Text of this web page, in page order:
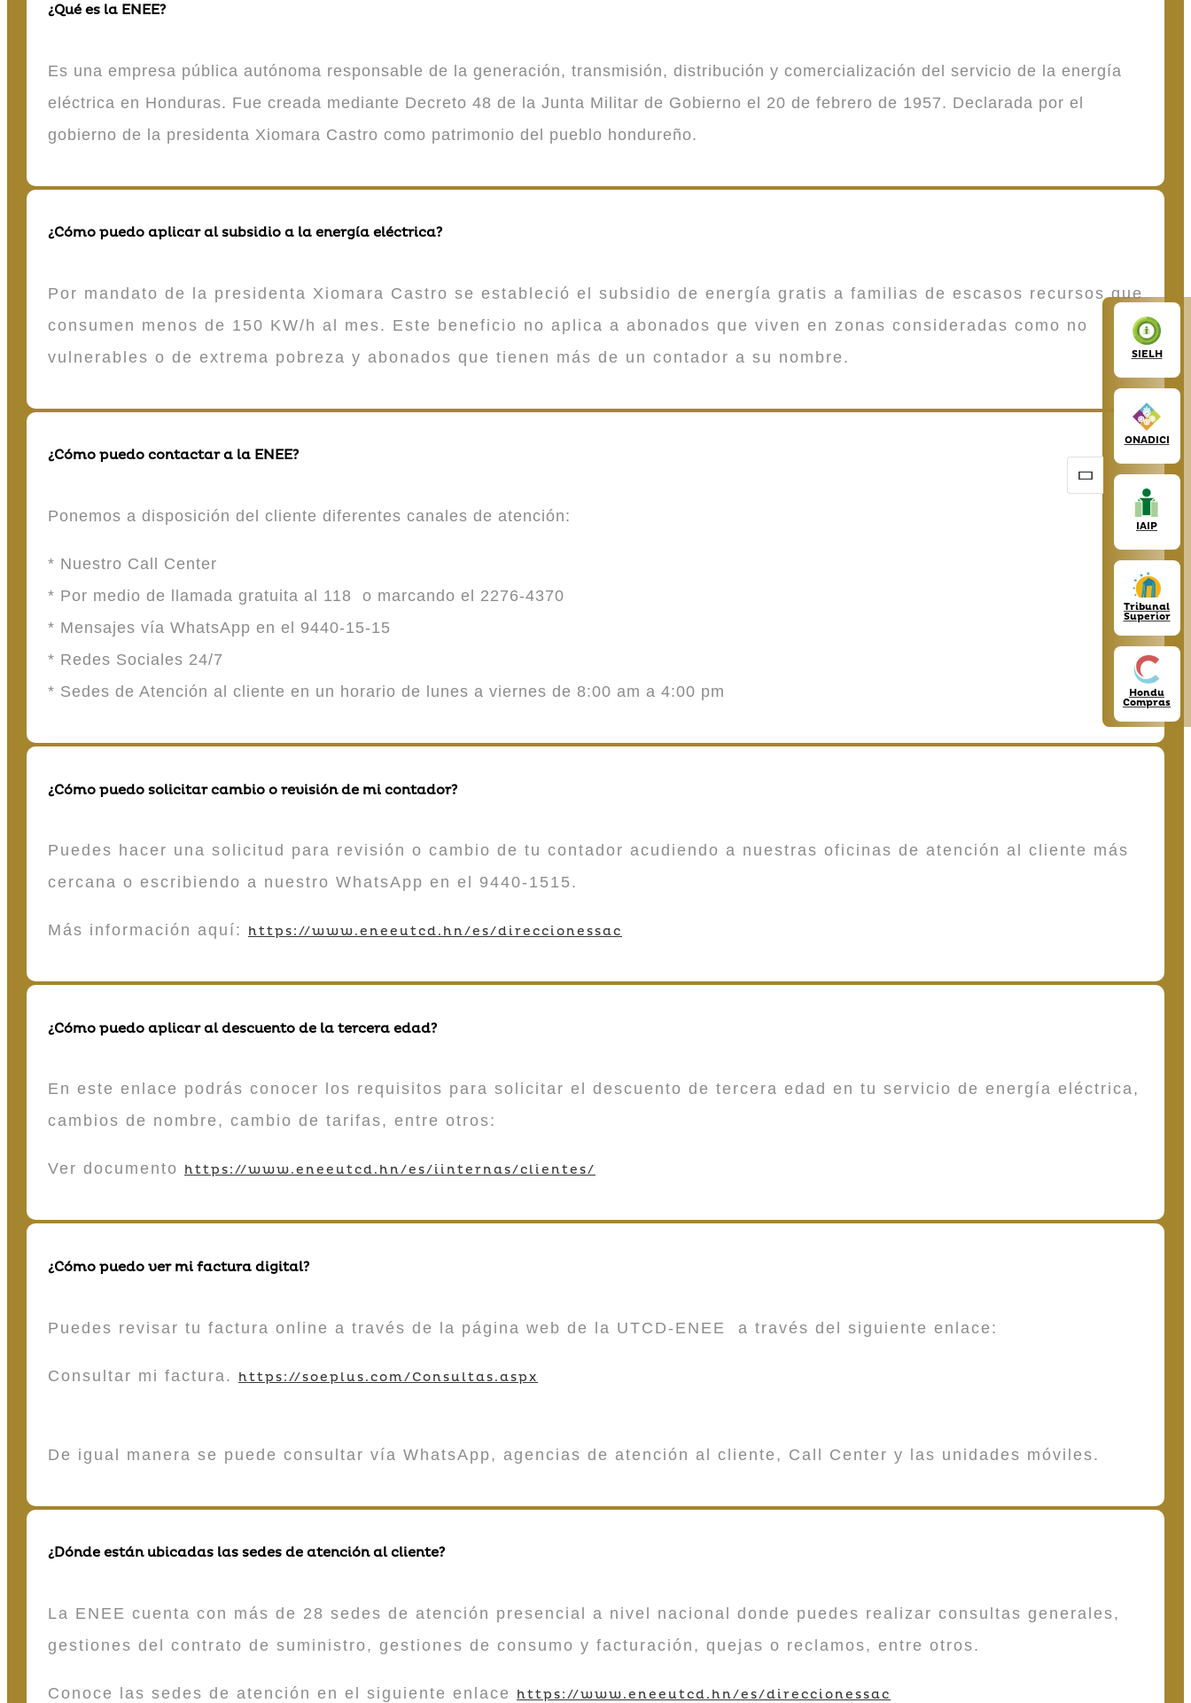
SIELH
ONADICI
IAIP
Tribunal
Superior
Hondu
Compras
¿Qué es la ENEE?
Es una empresa pública autónoma responsable de la generación, transmisión, distribución y comercialización del servicio de la energía
eléctrica en Honduras. Fue creada mediante Decreto 48 de la Junta Militar de Gobierno el 20 de febrero de 1957. Declarada por el
gobierno de la presidenta Xiomara Castro como patrimonio del pueblo hondureño.
¿Cómo puedo aplicar al subsidio a la energía eléctrica?
Por mandato de la presidenta Xiomara Castro se estableció el subsidio de energía gratis a familias de escasos recursos que
consumen menos de 150 KW/h al mes. Este beneficio no aplica a abonados que viven en zonas consideradas como no
vulnerables o de extrema pobreza y abonados que tienen más de un contador a su nombre.
¿Cómo puedo contactar a la ENEE?
Ponemos a disposición del cliente diferentes canales de atención:
* Nuestro Call Center
* Por medio de llamada gratuita al 118 o marcando el 2276-4370
* Mensajes vía WhatsApp en el 9440-15-15
* Redes Sociales 24/7
* Sedes de Atención al cliente en un horario de lunes a viernes de 8:00 am a 4:00 pm
¿Cómo puedo solicitar cambio o revisión de mi contador?
Puedes hacer una solicitud para revisión o cambio de tu contador acudiendo a nuestras oficinas de atención al cliente más
cercana o escribiendo a nuestro WhatsApp en el 9440-1515.
Más información aquí: https://www.eneeutcd.hn/es/direccionessac
¿Cómo puedo aplicar al descuento de la tercera edad?
En este enlace podrás conocer los requisitos para solicitar el descuento de tercera edad en tu servicio de energía eléctrica,
cambios de nombre, cambio de tarifas, entre otros:
Ver documento https://www.eneeutcd.hn/es/iinternas/clientes/
¿Cómo puedo ver mi factura digital?
Puedes revisar tu factura online a través de la página web de la UTCD-ENEE a través del siguiente enlace:
Consultar mi factura. https://soeplus.com/Consultas.aspx
De igual manera se puede consultar vía WhatsApp, agencias de atención al cliente, Call Center y las unidades móviles.
¿Dónde están ubicadas las sedes de atención al cliente?
La ENEE cuenta con más de 28 sedes de atención presencial a nivel nacional donde puedes realizar consultas generales,
gestiones del contrato de suministro, gestiones de consumo y facturación, quejas o reclamos, entre otros.
Conoce las sedes de atención en el siguiente enlace https://www.eneeutcd.hn/es/direccionessac